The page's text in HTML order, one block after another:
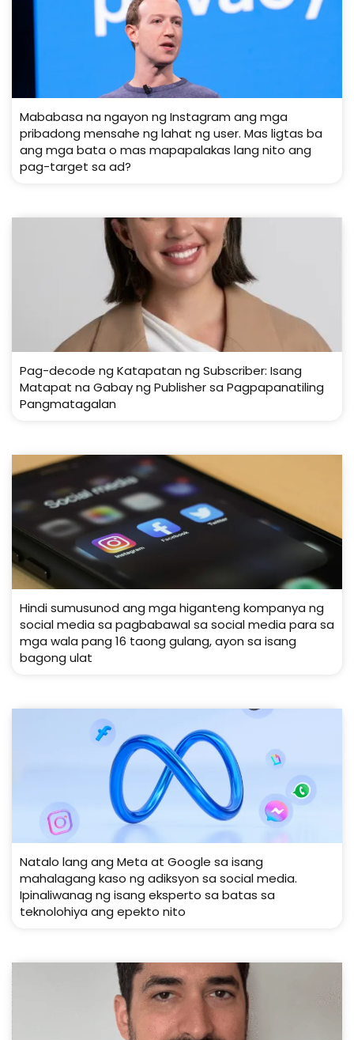
Mababasa na ngayon ng Instagram ang mga
pribadong mensahe ng lahat ng user. Mas ligtas ba
ang mga bata o mas mapapalakas lang nito ang
pag-target sa ad?
Pag-decode ng Katapatan ng Subscriber: Isang
Matapat na Gabay ng Publisher sa Pagpapanatiling
Pangmatagalan
Hindi sumusunod ang mga higanteng kompanya ng
social media sa pagbabawal sa social media para sa
mga wala pang 16 taong gulang, ayon sa isang
bagong ulat
Natalo lang ang Meta at Google sa isang
mahalagang kaso ng adiksyon sa social media.
Ipinaliwanag ng isang eksperto sa batas sa
teknolohiya ang epekto nito